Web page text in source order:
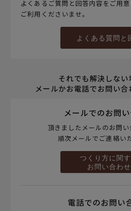
よくあるご質問と回答内容をご用
ご利用くださいませ。
よくある質問と
それでも解決しない
メールかお電話でお問い合
メールでのお問
頂きましたメールのお問い
順次メールでご連絡い
つくり方に関す
お問い合わせ
電話でのお問い